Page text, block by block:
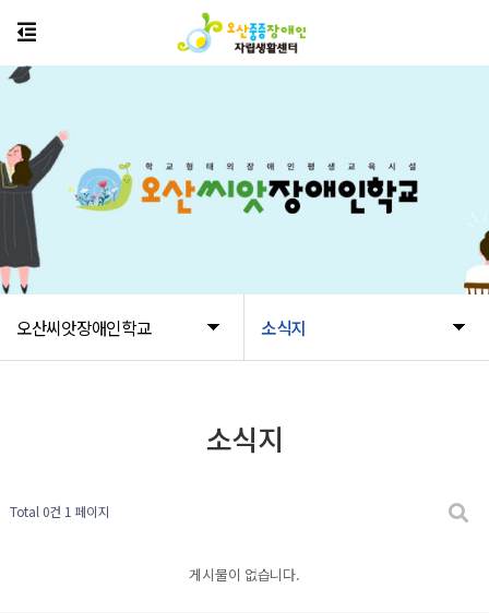
오산씨앗장애인학교 소식지
소식지
Total 0건 1 페이지
게시물이 없습니다.